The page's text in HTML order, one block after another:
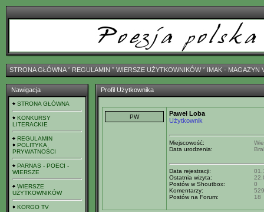
STRONA GŁÓWNAˇ REGULAMIN ˇ WIERSZE UŻYTKOWNIKÓWˇ IMAK - MAGAZYN
Nawigacja
STRONA GŁÓWNA
KONKURSY
LITERACKIE
REGULAMIN
POLITYKA
PRYWATNOŚCI
PARNAS - POECI -
WIERSZE
WIERSZE
UŻYTKOWNIKÓW
KORGO TV
Profil Użytkownika
Paweł Loba
Użytkownik
Miejscowość:
Data urodzenia:
Data rejestracji:
Ostatnia wizyta:
Postów w Shoutbox:
0
Komentarzy:
529
Postów na Forum:
18